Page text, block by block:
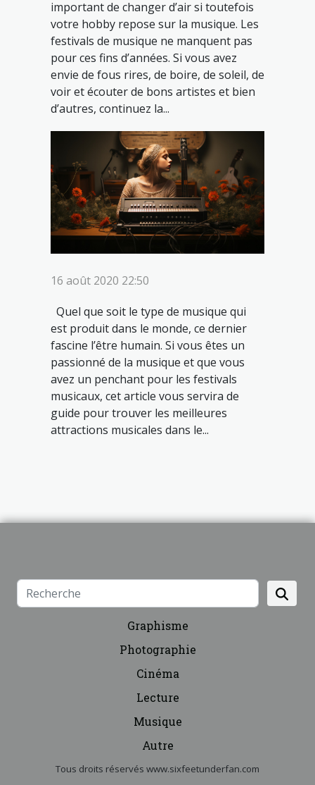
important de changer d’air si toutefois
votre hobby repose sur la musique. Les
festivals de musique ne manquent pas
pour ces fins d’années. Si vous avez
envie de fous rires, de boire, de soleil, de
voir et écouter de bons artistes et bien
d’autres, continuez la...
16 août 2020 22:50
Quel que soit le type de musique qui
est produit dans le monde, ce dernier
fascine l’être humain. Si vous êtes un
passionné de la musique et que vous
avez un penchant pour les festivals
musicaux, cet article vous servira de
guide pour trouver les meilleures
attractions musicales dans le...
Graphisme
Photographie
Cinéma
Lecture
Musique
Autre
Tous droits réservés www.sixfeetunderfan.com